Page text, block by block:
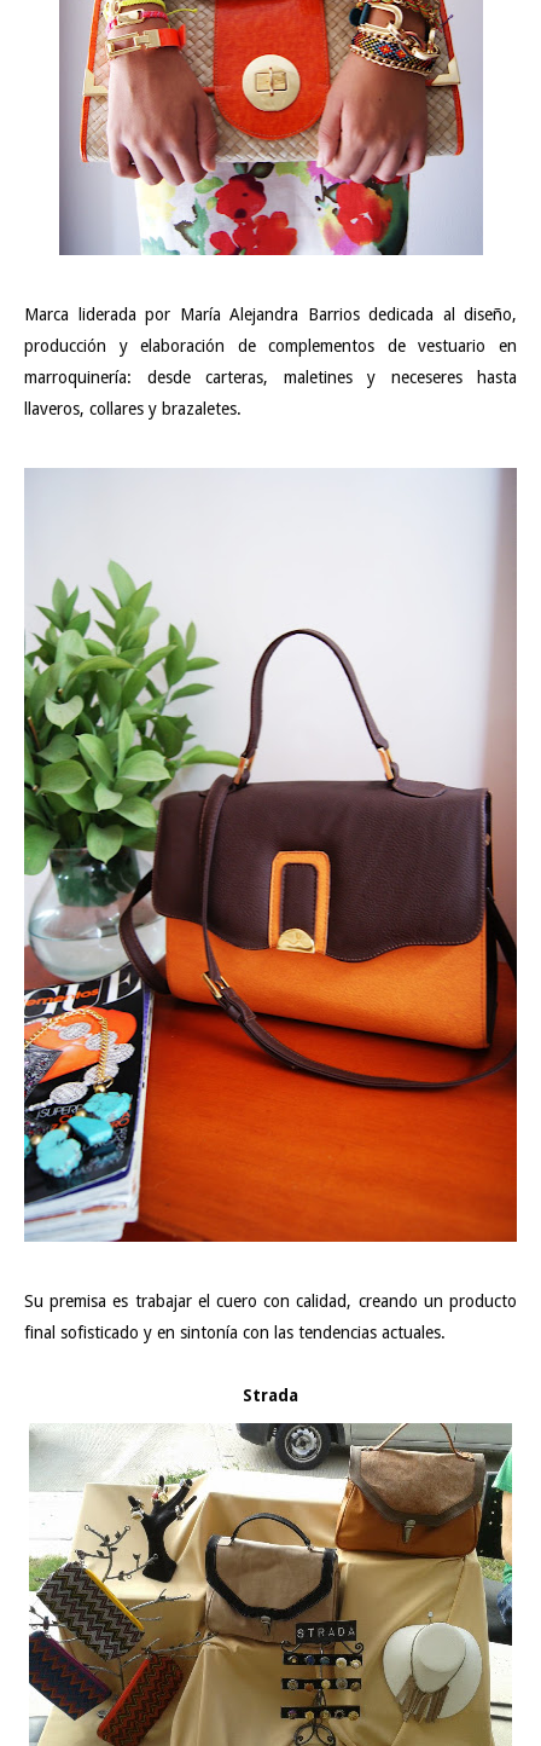
Marca liderada por María Alejandra Barrios dedicada al diseño,
producción y elaboración de complementos de vestuario en
marroquinería: desde carteras, maletines y neceseres hasta
llaveros, collares y brazaletes.
Su premisa es trabajar el cuero con calidad, creando un producto
final sofisticado y en sintonía con las tendencias actuales.
Strada